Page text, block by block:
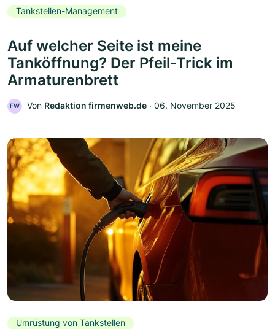
Tankstellen-Management
Auf welcher Seite ist meine
Tanköffnung? Der Pfeil-Trick im
Armaturenbrett
FW Von Redaktion firmenweb.de ‧ 06. November 2025
Umrüstung von Tankstellen